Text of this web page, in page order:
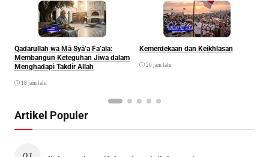
Ibadah
Qadarullah wa Mā Syā’a Fa’ala:
Membangun Keteguhan Jiwa dalam
Menghadapi Takdir Allah
18 jam lalu
Khazanah
Kemerdekaan dan Keikhlasan
20 jam lalu
Artikel Populer